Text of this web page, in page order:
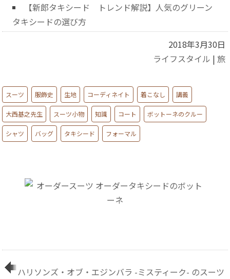
【新郎タキシード トレンド解説】人気のグリーン
タキシードの選び方
2018年3月30日
ライフスタイル | 旅
スーツ 服飾史 生地 コーディネイト 着こなし 講義
大西基之先生 スーツ小物 知識 コート ボットーネのクルー
シャツ バッグ タキシード フォーマル
ハリソンズ・オブ・エジンバラ -ミスティーク- のスーツ